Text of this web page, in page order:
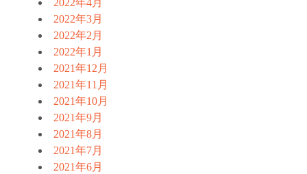
2022年3月
2022年2月
2022年1月
2021年12月
2021年11月
2021年10月
2021年9月
2021年8月
2021年7月
2021年6月